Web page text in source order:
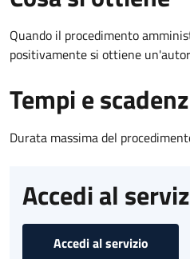
Quando il procedimento
positivamente si ottiene
Tempi e
Durata massima del
Accedi al
Accedi al servizio